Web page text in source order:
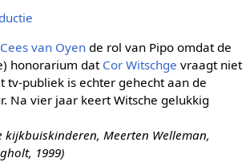
Cees van Oyen de rol van Pipo omdat de
honorarium dat Cor Witschge vraagt niet
tv-publiek is echter gehecht aan de
Na vier jaar keert Witsche gelukkig
kijkbuiskinderen, Meerten Welleman,
1999)